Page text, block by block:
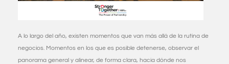
A lo largo del año, existen momentos que van más allá de la rutina de
negocios. Momentos en los que es posible detenerse, observar el
panorama general y alinear, de forma clara, hacia dónde nos